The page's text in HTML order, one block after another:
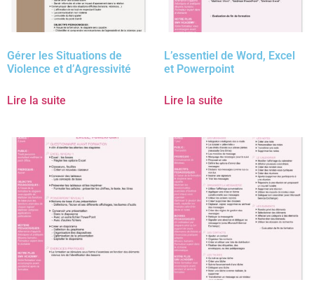
Gérer les Situations de
Violence et d’Agressivité
Lire la suite
L’essentiel de Word, Excel
et Powerpoint
Lire la suite